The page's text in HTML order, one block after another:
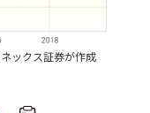
ックス証券が作成